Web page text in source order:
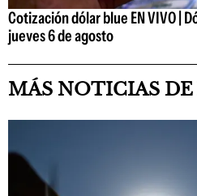
Cotización dólar blue EN VIVO |
jueves 6 de agosto
MÁS NOTICIAS DE